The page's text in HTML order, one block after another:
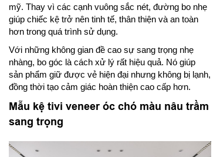
mỹ. Thay vì các cạnh vuông sắc nét, đường bo nhẹ
giúp chiếc kệ trở nên tinh tế, thân thiện và an toàn
hơn trong quá trình sử dụng.
Với những không gian đề cao sự sang trọng nhẹ
nhàng, bo góc là cách xử lý rất hiệu quả. Nó giúp
sản phẩm giữ được vẻ hiện đại nhưng không bị lạnh,
đồng thời tạo cảm giác hoàn thiện cao cấp hơn.
Mẫu kệ tivi veneer óc chó màu nâu trầm
sang trọng